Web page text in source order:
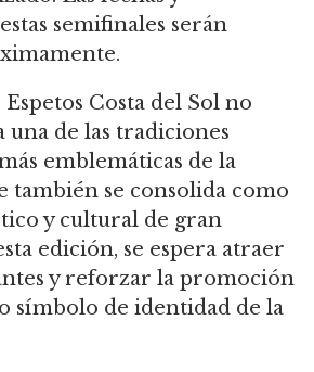
semifinales serán
Costa del Sol no
una de las tradiciones
emblemáticas de la
también se consolida como
y cultural de gran
edición, se espera atraer
y reforzar la promoción
símbolo de identidad de la